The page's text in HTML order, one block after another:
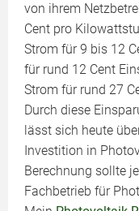
von ihrem
Cent pro
Strom für 9 bis 12
für rund 12 Cent
Strom für rund 27
Durch diese
lässt sich heute
Investition in
Berechnung sollte
Fachbetrieb für